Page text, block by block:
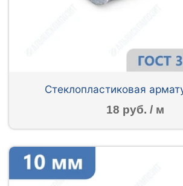
Стеклопластиковая
18 руб. / м